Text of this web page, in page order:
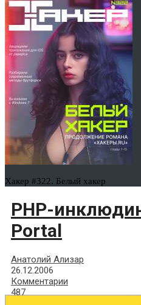
Хакер #322. Белый хакер
PHP-
Portal
Анатолий Ализар
26.12.2006
Комментарии
487